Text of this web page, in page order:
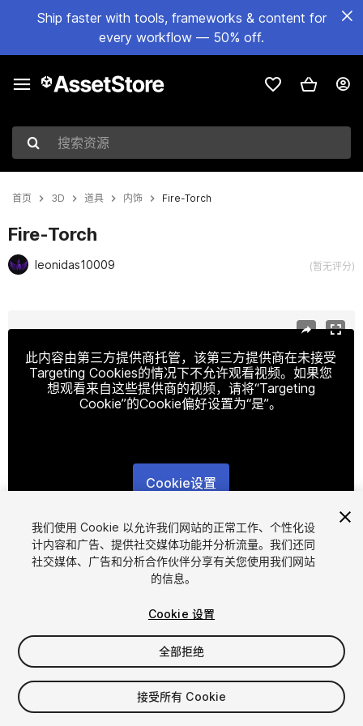
Ship faster with tools, frameworks & content for
every workflow — 50% off.
搜索资源
首页 3D 道具 内饰 Fire-Torch
Fire-Torch
leonidas10009 (暂无评分)
此内容由第三方提供商托管，该第三方提供商在未接受
Targeting Cookies的情况下不允许观看视频。如果您
想观看来自这些提供商的视频，请将“Targeting
Cookie”的Cookie偏好设置为“是”。
Cookie设置
1/4
$5.50
增值税将在结算时计算
我们使用 Cookie 以允许我们网站的正常工作、个性化设
计内容和广告、提供社交媒体功能并分析流量。我们还同
社交媒体、广告和分析合作伙伴分享有关您使用我们网站
的信息。
Cookie 设置
全部拒绝
接受所有 Cookie